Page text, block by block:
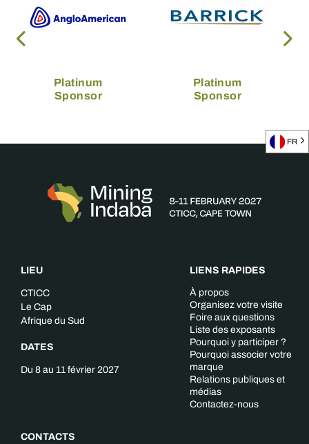
Platinum
Sponsor
Platinum
Sponsor
LIEU
CTICC
Le Cap
Afrique du Sud
DATES
Du 8 au 11 février 2027
CONTACTS
LIENS RAPIDES
À propos
Organisez votre visite
Foire aux questions
Liste des exposants
Pourquoi y participer ?
Pourquoi associer votre
marque
Relations publiques et
médias
Contactez-nous
FR